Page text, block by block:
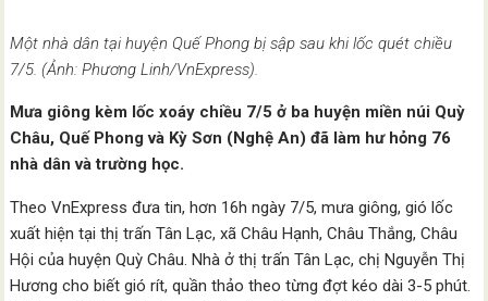
Một nhà dân tại huyện Quế Phong bị sập sau khi lốc quét chiều
7/5. (Ảnh: Phương Linh/VnExpress).
Mưa giông kèm lốc xoáy chiều 7/5 ở ba huyện miền núi Quỳ
Châu, Quế Phong và Kỳ Sơn (Nghệ An) đã làm hư hỏng 76
nhà dân và trường học.
Theo VnExpress đưa tin, hơn 16h ngày 7/5, mưa giông, gió lốc
xuất hiện tại thị trấn Tân Lạc, xã Châu Hạnh, Châu Thắng, Châu
Hội của huyện Quỳ Châu. Nhà ở thị trấn Tân Lạc, chị Nguyễn Thị
Hương cho biết gió rít, quần thảo theo từng đợt kéo dài 3-5 phút.